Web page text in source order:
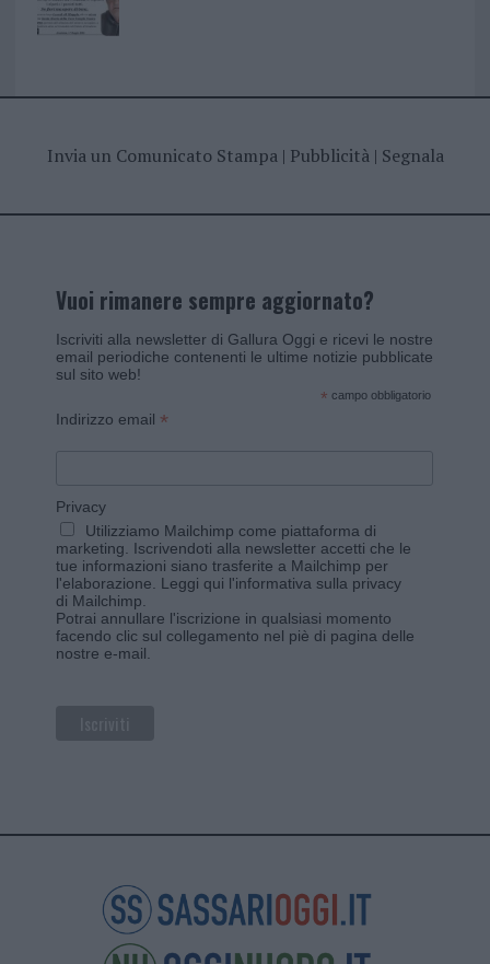
Invia un Comunicato Stampa| Pubblicità| Segnala
Vuoi rimanere sempre aggiornato?
Iscriviti alla newsletter di Gallura Oggi e ricevi le nostre
email periodiche contenenti le ultime notizie pubblicate
sul sito web!
* campo obbligatorio
Indirizzo email *
Privacy
Utilizziamo Mailchimp come piattaforma di
marketing. Iscrivendoti alla newsletter accetti che le
tue informazioni siano trasferite a Mailchimp per
l'elaborazione. Leggi qui l'informativa sulla privacy
di Mailchimp
Potrai annullare l'iscrizione in qualsiasi momento
facendo clic sul collegamento nel piè di pagina delle
nostre e-mail.